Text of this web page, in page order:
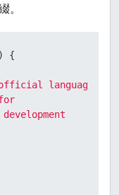
。
{
language
for
development